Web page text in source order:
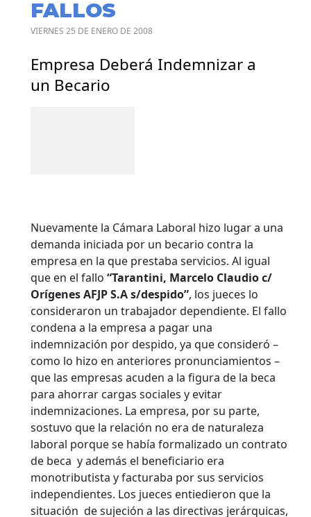
FALLOS
VIERNES 25 DE ENERO DE 2008
Empresa Deberá Indemnizar a
un Becario
Nuevamente la Cámara Laboral hizo lugar a una
demanda iniciada por un becario contra la
empresa en la que prestaba servicios. Al igual
que en el fallo “Tarantini, Marcelo Claudio c/
Orígenes AFJP S.A s/despido”, los jueces lo
consideraron un trabajador dependiente. El fallo
condena a la empresa a pagar una
indemnización por despido, ya que consideró –
como lo hizo en anteriores pronunciamientos –
que las empresas acuden a la figura de la beca
para ahorrar cargas sociales y evitar
indemnizaciones. La empresa, por su parte,
sostuvo que la relación no era de naturaleza
laboral porque se había formalizado un contrato
de beca y además el beneficiario era
monotributista y facturaba por sus servicios
independientes. Los jueces entiedieron que la
situación de sujeción a las directivas jerárquicas,